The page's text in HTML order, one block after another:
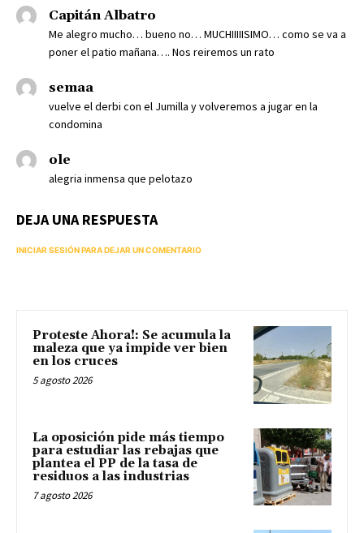
Capitán Albatro
Me alegro mucho… bueno no… MUCHIIIIISIMO… como se va a
poner el patio mañana…. Nos reiremos un rato
semaa
vuelve el derbi con el Jumilla y volveremos a jugar en la
condomina
ole
alegria inmensa que pelotazo
DEJA UNA RESPUESTA
INICIAR SESIÓN PARA DEJAR UN COMENTARIO
Proteste Ahora!: Se acumula la
maleza que ya impide ver bien
en los cruces
5 agosto 2026
La oposición pide más tiempo
para estudiar las rebajas que
plantea el PP de la tasa de
residuos a las industrias
7 agosto 2026